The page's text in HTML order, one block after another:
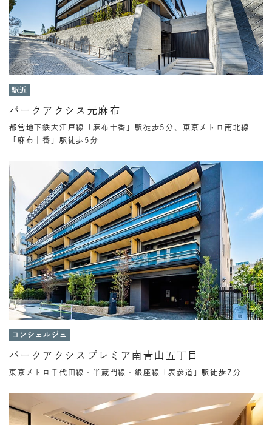
駅近
パークアクシス元麻布
都営地下鉄大江戸線「麻布十番」駅徒歩5分、東京メトロ南北線
「麻布十番」駅徒歩5分
コンシェルジュ
パークアクシスプレミア南青山五丁目
東京メトロ千代田線・半蔵門線・銀座線「表参道」駅徒歩7分